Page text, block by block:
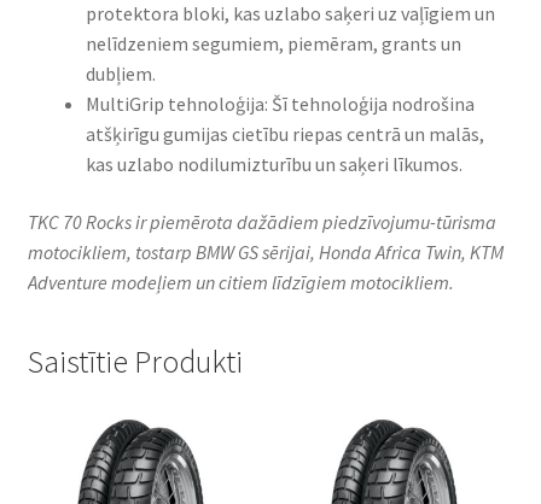
protektora bloki, kas uzlabo saķeri uz vaļīgiem un
nelīdzeniem segumiem, piemēram, grants un
dubļiem.
MultiGrip tehnoloģija: Šī tehnoloģija nodrošina
atšķirīgu gumijas cietību riepas centrā un malās,
kas uzlabo nodilumizturību un saķeri līkumos.
TKC 70 Rocks ir piemērota dažādiem piedzīvojumu-tūrisma
motocikliem, tostarp BMW GS sērijai, Honda Africa Twin, KTM
Adventure modeļiem un citiem līdzīgiem motocikliem.
Saistītie Produkti